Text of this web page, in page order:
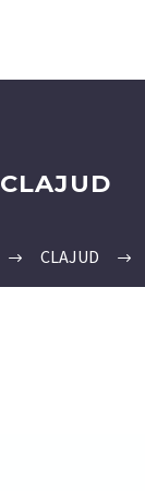
CLAJUD
CLAJUD